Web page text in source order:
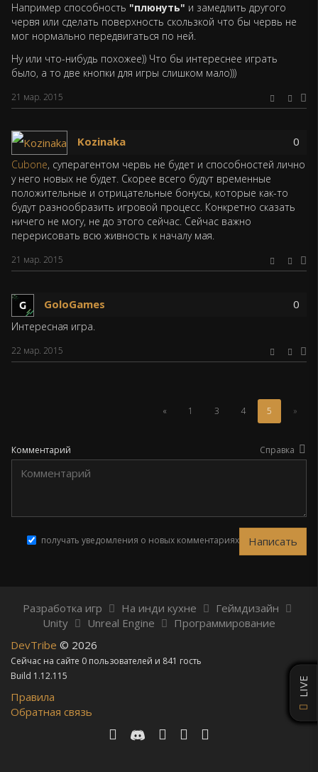
LIVE
Например способность "плюнуть" и замедлить другого
червя или сделать поверхность скользкой что бы червь не
мог нормально передвигаться по ней.
Ну или что-нибудь похожее)) Что бы интереснее играть
было, а то две кнопки для игры слишком мало)))
21 мар. 2015
Kozinaka 0
Cubone, суперагентом червь не будет и способностей лично
у него новых не будет. Скорее всего будут временные
положительные и отрицательные бонусы, которые как-то
будут разнообразить игровой процесс. Конкретно сказать
ничего не могу, не до этого сейчас. Сейчас важно
перерисовать всю живность к началу мая.
21 мар. 2015
GoloGames 0
Интересная игра.
22 мар. 2015
« 1 3 4 5 (Текущая
страница)
»
Комментарий Справка
получать уведомления о новых комментариях
Разработка игр На инди кухне
Геймдизайн
Unity
Unreal Engine
Программирование
DevTribe © 2026
Сейчас на сайте 0 пользователей и 841 гость
Build 1.12.115
Правила
Обратная связь